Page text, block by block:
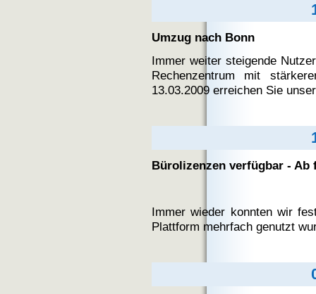
Umzug nach Bonn
Immer weiter steigende
Rechenzentrum mit
13.03.2009 erreichen Sie
Bürolizenzen verfügbar -
Immer wieder konnten wir
Plattform mehrfach genutzt